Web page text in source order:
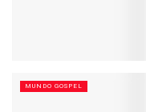
MUNDO GOSPEL